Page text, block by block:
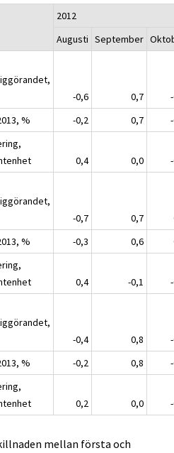
2012
Augusti September
-0,6 0,7
%
-0,2 0,7
0,4 0,0
-0,7 0,7
%
-0,3 0,6
0,4 -0,1
-0,4 0,8
%
-0,2 0,8
0,2 0,0
mellan första och